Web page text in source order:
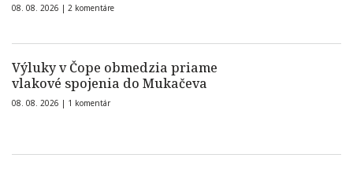
08. 08. 2026 | 2 komentáre
Výluky v Čope obmedzia priame
vlakové spojenia do Mukačeva
08. 08. 2026 | 1 komentár